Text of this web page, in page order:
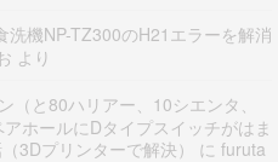
洗機NP-TZ300のH21エラーを解消
より
（と80ハリアー、10シエンタ、
ホールにDタイプスイッチがはま
3Dプリンターで解決）
に furuta